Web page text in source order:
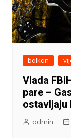
balkan
Vlada
pare –
ostavljaju
admin